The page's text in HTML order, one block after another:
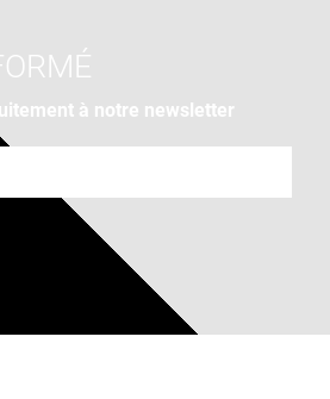
à notre newsletter